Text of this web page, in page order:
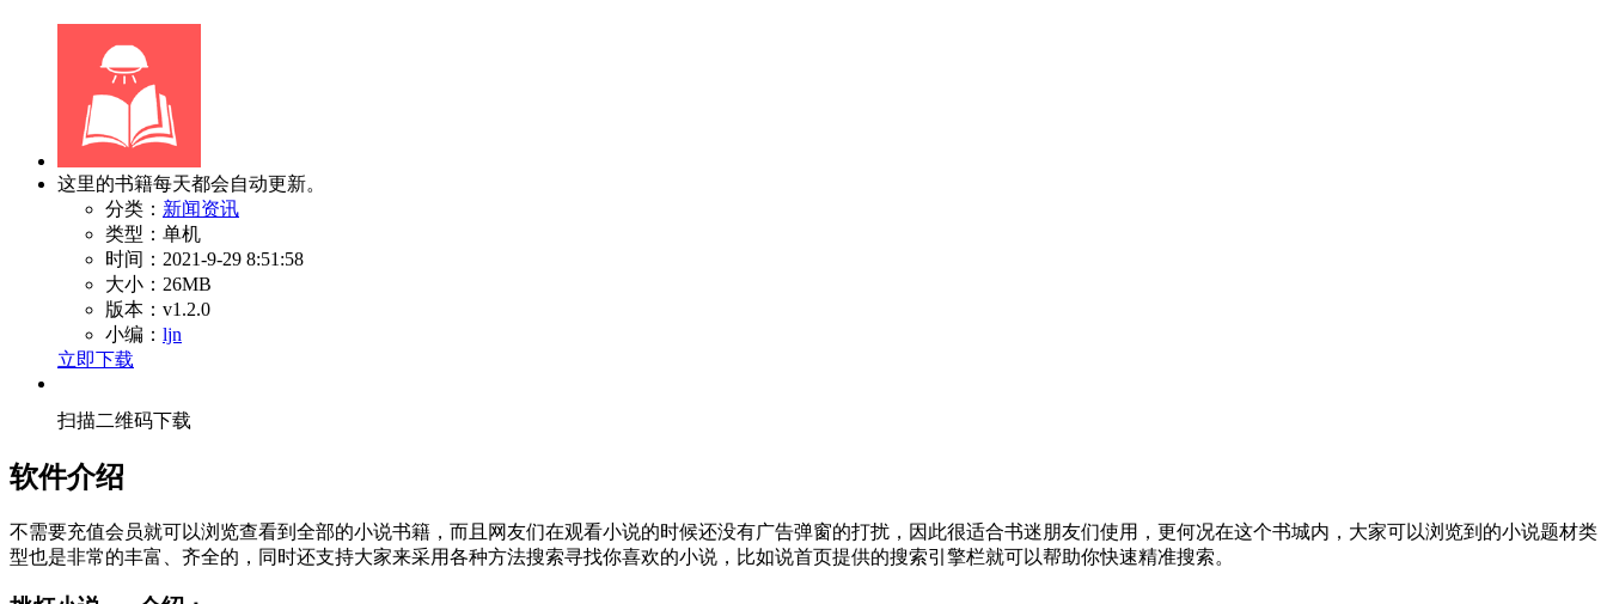
这里的书籍每天都会自动更新。
分类： 新闻资讯
类型：单机
时间：2021-9-29 8:51:58
大小：26MB
版本：v1.2.0
小编： ljn
立即下载
扫描二维码下载
软件介绍
不需要充值会员就可以浏览查看到全部的小说书籍，而且网友们在观看小说的时候还没有广告弹窗的打扰，因此很适合书迷朋友们使用，更何况在这个书城内，大家可以浏览到的小说题材类
型也是非常的丰富、齐全的，同时还支持大家来采用各种方法搜索寻找你喜欢的小说，比如说首页提供的搜索引擎栏就可以帮助你快速精准搜索。